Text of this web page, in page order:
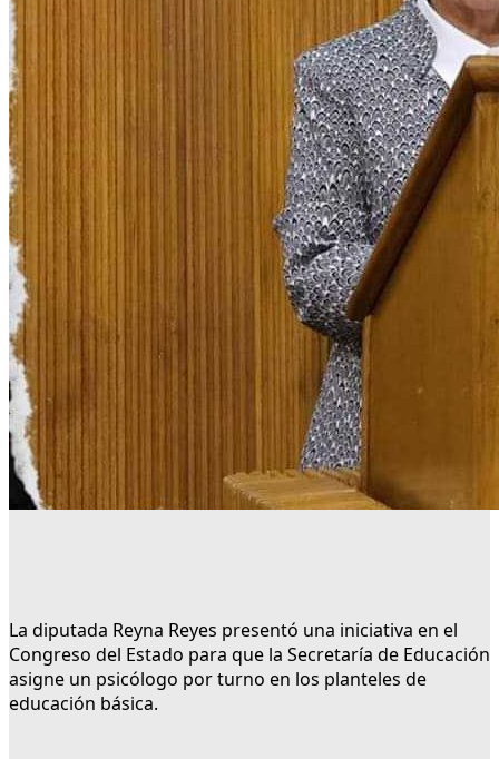
La diputada Reyna Reyes presentó una iniciativa en el
Congreso del Estado para que la Secretaría de Educación
asigne un psicólogo por turno en los planteles de
educación básica.